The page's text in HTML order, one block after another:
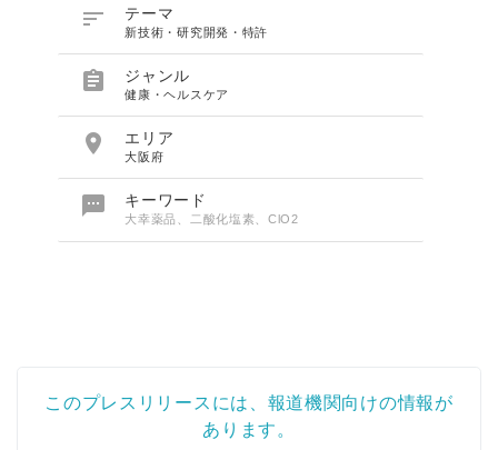
 テーマ
新技術・研究開発・特許
 ジャンル
健康・ヘルスケア
 エリア
大阪府
 キーワード
大幸薬品、二酸化塩素、ClO2
このプレスリリースには、報道機関向けの情報が
あります。